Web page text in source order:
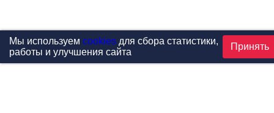
Мы используем cookiesдля сбора статистики,
работы и улучшения сайта
Принять